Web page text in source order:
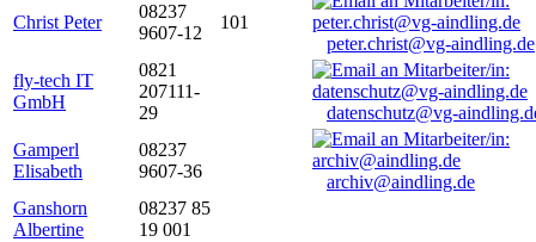
Christ Peter
08237
9607-12
101
peter.christ@vg-aindling.de
fly-tech IT
GmbH
0821
207111-
29
datenschutz@vg-
Gamperl
Elisabeth
08237
9607-36
archiv@aindling.de
Ganshorn
Albertine
08237 85
19 001